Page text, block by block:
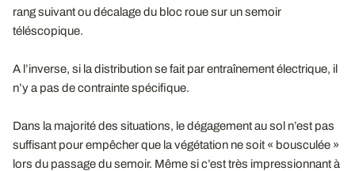
rang suivant ou décalage du bloc roue sur un semoir
téléscopique.
A l’inverse, si la distribution se fait par entraînement électrique, il
n’y a pas de contrainte spécifique.
Dans la majorité des situations, le dégagement au sol n’est pas
suffisant pour empêcher que la végétation ne soit « bousculée »
lors du passage du semoir. Même si c’est très impressionnant à